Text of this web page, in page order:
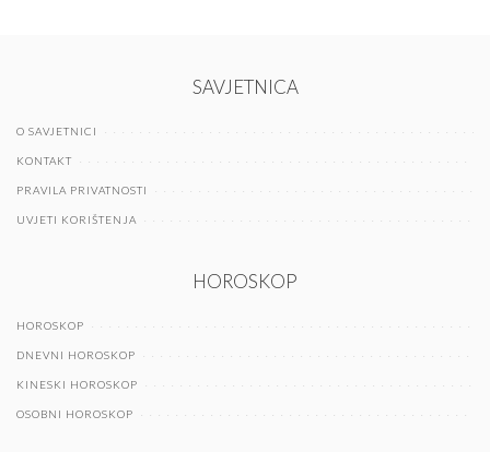
SAVJETNICA
O SAVJETNICI
KONTAKT
PRAVILA PRIVATNOSTI
UVJETI KORIŠTENJA
HOROSKOP
HOROSKOP
DNEVNI HOROSKOP
KINESKI HOROSKOP
OSOBNI HOROSKOP